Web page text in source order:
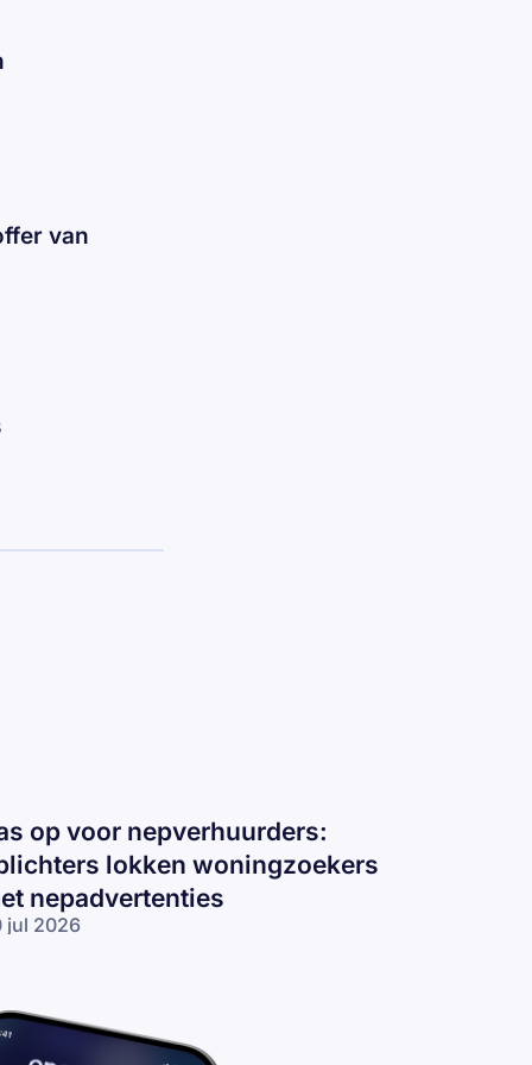
van
op voor nepverhuurders:
lokken woningzoekers
nepadvertenties
jul 2026